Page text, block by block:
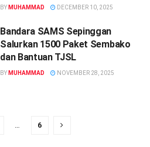
BY MUHAMMAD DECEMBER 10, 2025
Bandara SAMS Sepinggan
Salurkan 1500 Paket Sembako
dan Bantuan TJSL
BY MUHAMMAD NOVEMBER 28, 2025
6